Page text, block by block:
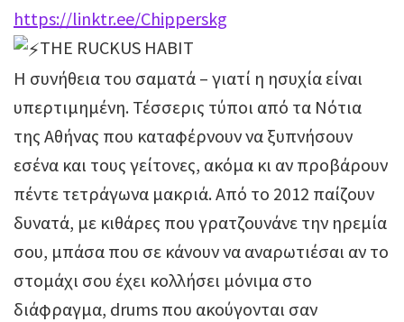
https://linktr.ee/Chipperskg
THE RUCKUS HABIT
Η συνήθεια του σαματά – γιατί η ησυχία είναι
υπερτιμημένη. Τέσσερις τύποι από τα Νότια
της Αθήνας που καταφέρνουν να ξυπνήσουν
εσένα και τους γείτονες, ακόμα κι αν προβάρουν
πέντε τετράγωνα μακριά. Από το 2012 παίζουν
δυνατά, με κιθάρες που γρατζουνάνε την ηρεμία
σου, μπάσα που σε κάνουν να αναρωτιέσαι αν το
στομάχι σου έχει κολλήσει μόνιμα στο
διάφραγμα, drums που ακούγονται σαν